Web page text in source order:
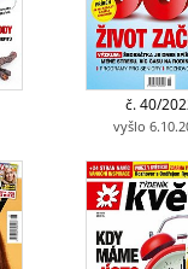
č. 40/
vyšlo